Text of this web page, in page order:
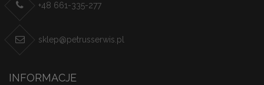
+48 661-335-277
sklep@petrusserwis.pl
INFORMACJE